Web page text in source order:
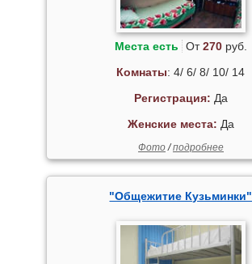
Места есть От270руб.
Комнаты: 4/ 6/ 8/ 10/ 14
Регистрация: Да
Женские места: Да
Фото/подробнее
"Общежитие Кузьминки"